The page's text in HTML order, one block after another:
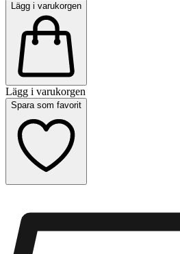
Lägg i varukorgen
Lägg i varukorgen
Spara som favorit